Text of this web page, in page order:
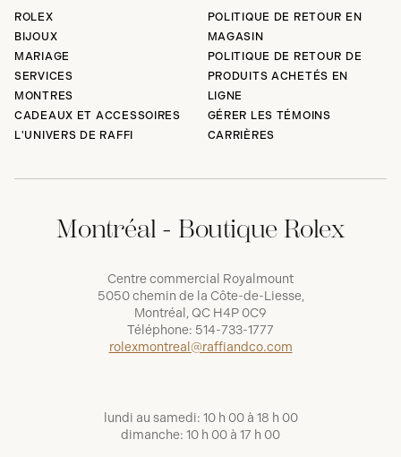
ROLEX
BIJOUX
MARIAGE
SERVICES
MONTRES
CADEAUX ET ACCESSOIRES
L'UNIVERS DE RAFFI
POLITIQUE DE RETOUR EN
MAGASIN
POLITIQUE DE RETOUR DE
PRODUITS ACHETÉS EN
LIGNE
GÉRER LES TÉMOINS
CARRIÈRES
Montréal - Boutique Rolex
Centre commercial Royalmount
5050 chemin de la Côte-de-Liesse,
Montréal, QC H4P 0C9
Téléphone: 514-733-1777
rolexmontreal@raffiandco.com
lundi au samedi: 10 h 00 à 18 h 00
dimanche: 10 h 00 à 17 h 00